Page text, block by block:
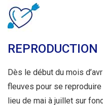
REPRODUCTION
Dès le début du mois
fleuves pour se
lieu de mai à juillet sur